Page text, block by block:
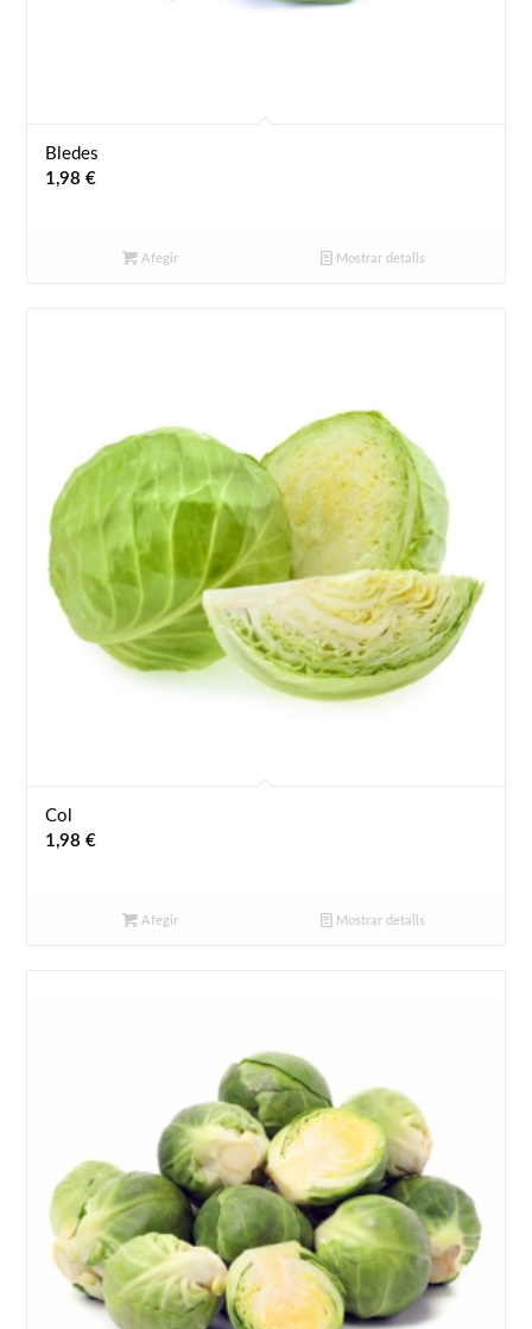
Bledes
1,98€
Afegir Mostrar detalls
Col
1,98€
Afegir Mostrar detalls